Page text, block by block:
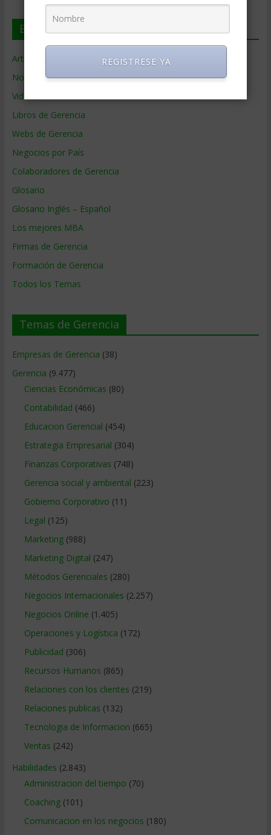
En deGerencia.com
Artículos de Gerencia
Noticias de Gerencia
Videos de Gerencia
Libros de Gerencia
Webs de Gerencia
Negocios por País
Colaboradores de Gerencia
Glosario
Glosario Inglés – Español
Los mejores MBA
Firmas de Gerencia
Formación de Gerencia
Todos los Temas
Temas de Gerencia
Empresas de Gerencia (38)
Gerencia (9.477)
Ciencias Económicas (80)
Contabilidad (466)
Educacion Gerencial (454)
Estrategia Empresarial (304)
Finanzas Corporativas (748)
Gerencia social y ambiental (223)
Gobierno Corporativo (11)
Legal (125)
Marketing(988)
Marketing Digital (247)
Métodos Gerenciales (280)
Negocios Internacionales (2.257)
Negocios Online (1.405)
Operaciones y Logística (172)
Publicidad (306)
Recursos Humanos (865)
Relaciones con los clientes (219)
Relaciones publicas (132)
Tecnologia de Informacion (665)
Ventas (242)
Habilidades (2.843)
Administracion del tiempo (70)
Coaching(101)
Comunicacion en los negocios (180)
REGISTRESE YA